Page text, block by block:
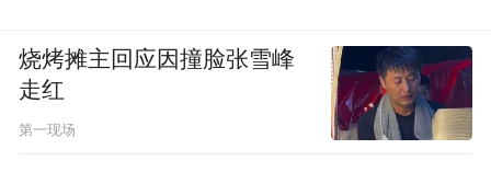
烧烤摊主回应因撞脸张雪峰
走红
第一现场